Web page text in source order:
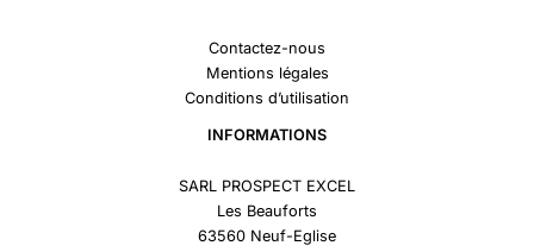
Contactez-nous
Mentions légales
Conditions d’utilisation
INFORMATIONS
SARL PROSPECT EXCEL
Les Beauforts
63560 Neuf-Eglise